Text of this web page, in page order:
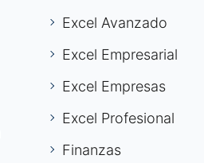
Excel Avanzado
Excel Empresarial
Excel Empresas
Excel Profesional
Finanzas